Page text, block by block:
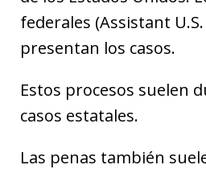
federales (Assistant
presentan los casos.
Estos procesos suelen
casos estatales.
Las penas también